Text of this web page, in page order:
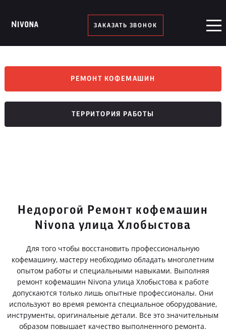
ЗАКАЗАТЬ ЗВОНОК
РЕМОНТ КОФЕМАШИН
ТЕРРИТОРИЯ РАБОТЫ
Недорогой Ремонт кофемашин
Nivona улица Хлобыстова
Для того чтобы восстановить профессиональную
кофемашину, мастеру необходимо обладать многолетним
опытом работы и специальными навыками. Выполняя
ремонт кофемашин Nivona улица Хлобыстова к работе
допускаются только лишь опытные профессионалы. Они
используют во время ремонта специальное оборудование,
инструменты, оригинальные детали. Все это значительным
образом повышает качество выполненного ремонта.